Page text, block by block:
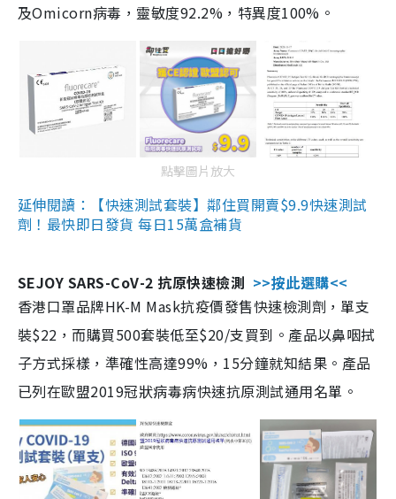
及Omicorn病毒，靈敏度92.2%，特異度100%。
點擊圖片放大
延伸閱讀：【快速測試套裝】鄰住買開賣$9.9快速測試
劑！最快即日發貨 每日15萬盒補貨
SEJOY SARS-CoV-2 抗原快速檢測 >>按此選購<<
香港口罩品牌HK-M Mask抗疫價發售快速檢測劑，單支
裝$22，而購買500套裝低至$20/支買到。產品以鼻咽拭
子方式採樣，準確性高達99%，15分鐘就知結果。產品
已列在歐盟2019冠狀病毒病快速抗原測試通用名單。